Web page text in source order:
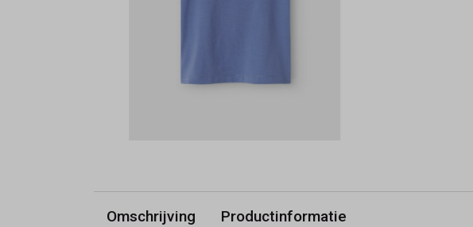
Omschrijving Productinformatie